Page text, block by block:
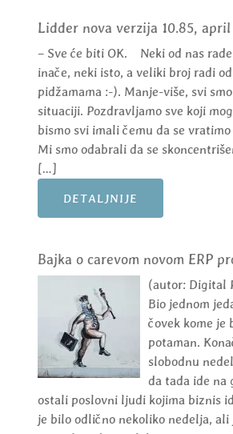
Lidder nova verzija 10.85, april
– Sve će biti OK. Neki od nas
inače, neki isto, a veliki broj radi
pidžamama :-). Manje-više, svi
situaciji. Pozdravljamo sve koji
bismo svi imali čemu da se
Mi smo odabrali da se
[…]
DETALJNIJE
Bajka o carevom novom ERP
(autor: Digital
Bio jednom
čovek kome je
potaman.
slobodnu
da tada ide na
ostali poslovni ljudi kojima biznis
je bilo odlično nekoliko nedelja, ali